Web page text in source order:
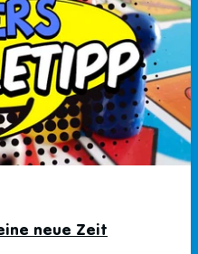
neue Zeit